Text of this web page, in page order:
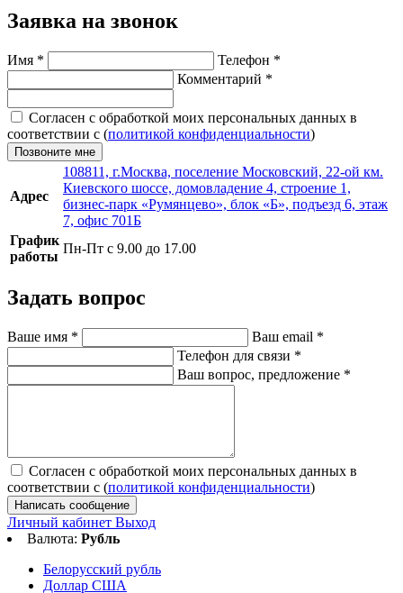
Заявка на звонок
Имя * Телефон *
Комментарий *
Согласен с обработкой моих персональных данных в
соответствии с (политикой конфиденциальности)
Позвоните мне
Адрес
108811, г.Москва, поселение Московский, 22-ой км.
Киевского шоссе, домовладение 4, строение 1,
бизнес-парк «Румянцево», блок «Б», подъезд 6, этаж
7, офис 701Б
График
работы
Пн-Пт с 9.00 до 17.00
Задать вопрос
Ваше имя * Ваш email *
Телефон для связи *
Ваш вопрос, предложение *
Согласен с обработкой моих персональных данных в
соответствии с (политикой конфиденциальности)
Написать сообщение
Личный кабинет Выход
Валюта: Рубль
Белорусский рубль
Доллар США